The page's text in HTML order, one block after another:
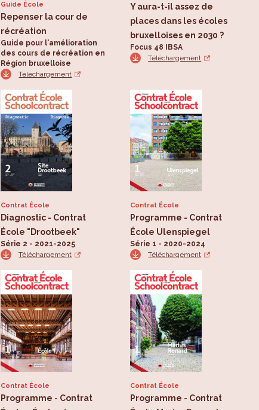
Guide École
Repenser la cour de
récréation
Guide pour l'amélioration
des cours de récréation en
Région bruxelloise
Téléchargement
Y aura-t-il assez de
places dans les écoles
bruxelloises en 2030 ?
Focus 48 IBSA
Téléchargement
Contrat École
Diagnostic - Contrat
École "Drootbeek"
Série 2 - 2021-2025
Téléchargement
Contrat École
Programme - Contrat
École Ulenspiegel
Série 1 - 2020-2024
Téléchargement
Contrat École
Programme - Contrat
Contrat École
Programme - Contrat